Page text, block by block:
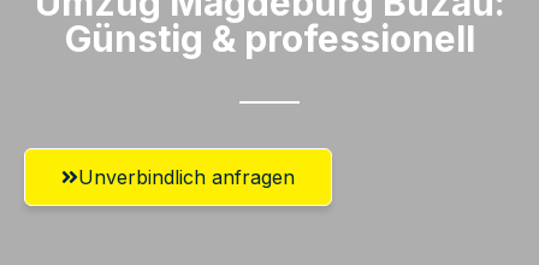
Günstig & professionell​
Unverbindlich anfragen